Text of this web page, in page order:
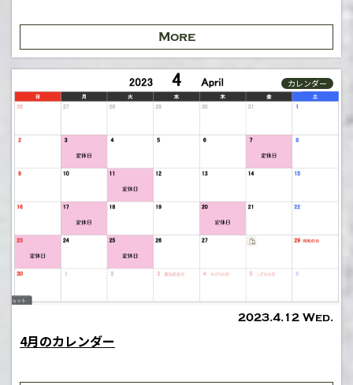
More
2023.4.12 Wed.
カレンダー
4月のカレンダー